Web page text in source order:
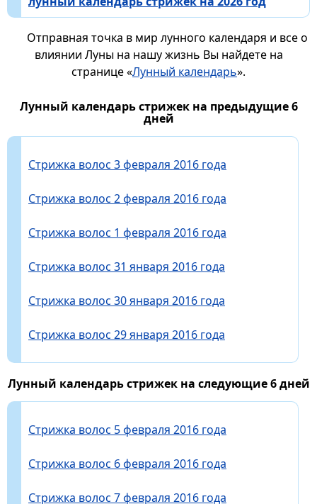
Отправная точка в мир лунного календаря и все о
влиянии Луны на нашу жизнь Вы найдете на
странице «Лунный календарь».
Лунный календарь стрижек на предыдущие 6
дней
Стрижка волос 3 февраля 2016 года
Стрижка волос 2 февраля 2016 года
Стрижка волос 1 февраля 2016 года
Стрижка волос 31 января 2016 года
Стрижка волос 30 января 2016 года
Стрижка волос 29 января 2016 года
Лунный календарь стрижек на следующие 6 дней
Стрижка волос 5 февраля 2016 года
Стрижка волос 6 февраля 2016 года
Стрижка волос 7 февраля 2016 года